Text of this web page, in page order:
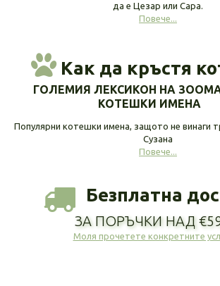
да е Цезар или Сара.
Повече...
Как да кръстя
ГОЛЕМИЯ ЛЕКСИКОН НА
КОТЕШКИ ИМЕНА
Популярни котешки имена, защото не винаги
Сузана
Повече...
Безплатна
ЗА ПОРЪЧКИ НАД
Моля прочетете конкретните